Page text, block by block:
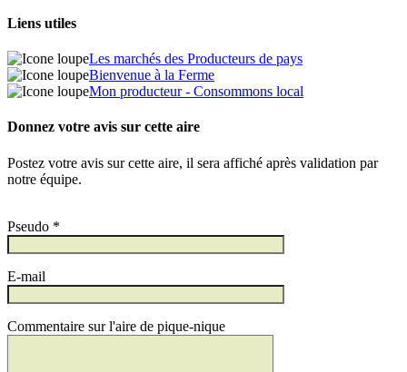
Liens utiles
Les marchés des Producteurs de pays
Bienvenue à la Ferme
Mon producteur - Consommons local
Donnez votre avis sur cette aire
Postez votre avis sur cette aire, il sera affiché après validation par
notre équipe.
Pseudo *
E-mail
Commentaire sur l'aire de pique-nique